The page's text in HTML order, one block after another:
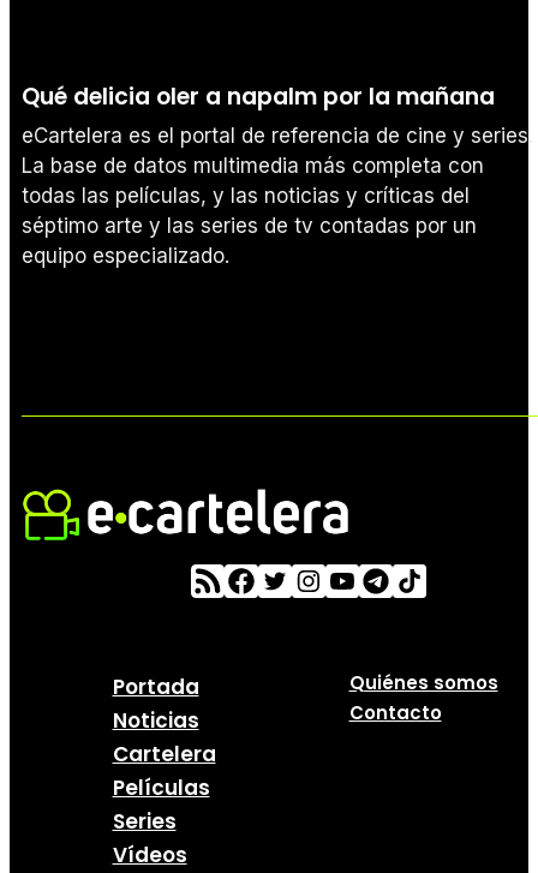
Qué delicia oler a napalm por la mañana
eCartelera es el portal de referencia de cine y series.
La base de datos multimedia más completa con
todas las películas, y las noticias y críticas del
séptimo arte y las series de tv contadas por un
equipo especializado.
Portada
Noticias
Cartelera
Películas
Series
Vídeos
Quiénes somos
Contacto